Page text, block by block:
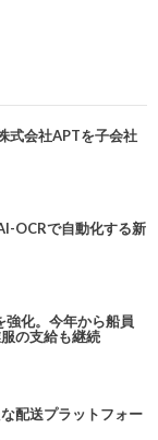
式会社APTを子会社
OCRで自動化する新
強化。今年から船員
の支給も継続
配送プラットフォー